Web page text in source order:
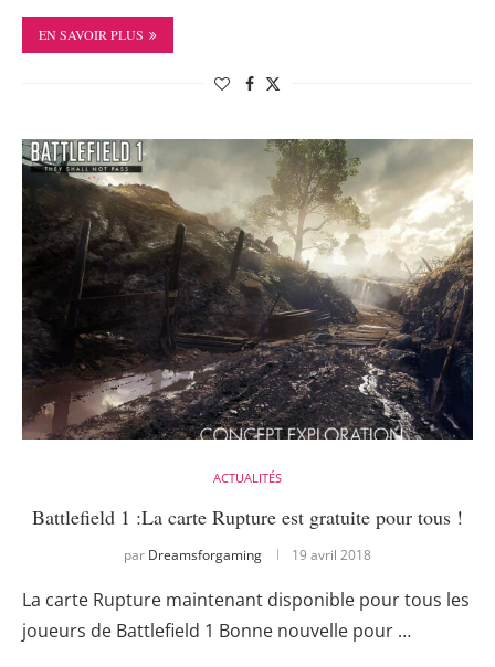
EN SAVOIR PLUS
ACTUALITÉS
Battlefield 1 :La carte Rupture est gratuite pour tous !
par Dreamsforgaming 19 avril 2018
La carte Rupture maintenant disponible pour tous les
joueurs de Battlefield 1 Bonne nouvelle pour …